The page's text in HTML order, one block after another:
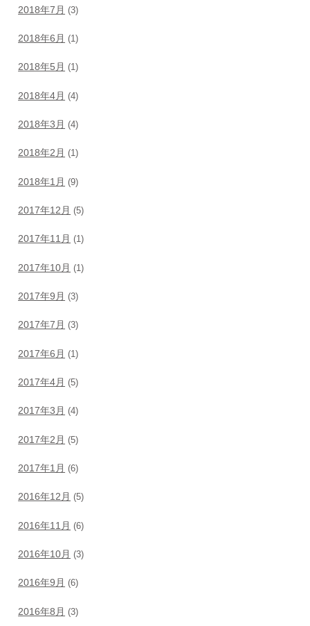
2018年7月 (3)
2018年6月 (1)
2018年5月 (1)
2018年4月 (4)
2018年3月 (4)
2018年2月 (1)
2018年1月 (9)
2017年12月 (5)
2017年11月 (1)
2017年10月 (1)
2017年9月 (3)
2017年7月 (3)
2017年6月 (1)
2017年4月 (5)
2017年3月 (4)
2017年2月 (5)
2017年1月 (6)
2016年12月 (5)
2016年11月 (6)
2016年10月 (3)
2016年9月 (6)
2016年8月 (3)